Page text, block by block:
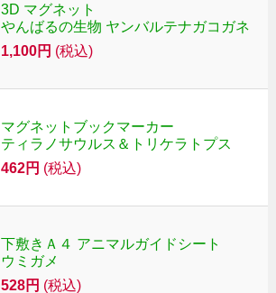
3D マグネット
やんばるの生物 ヤンバルテナガコガネ
1,100円 (税込)
マグネットブックマーカー
ティラノサウルス＆トリケラトプス
462円 (税込)
下敷きＡ４ アニマルガイドシート
ウミガメ
528円 (税込)